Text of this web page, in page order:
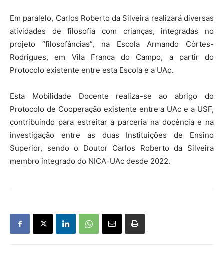
Em paralelo, Carlos Roberto da Silveira realizará diversas
atividades de filosofia com crianças, integradas no
projeto “filosofâncias”, na Escola Armando Côrtes-
Rodrigues, em Vila Franca do Campo, a partir do
Protocolo existente entre esta Escola e a UAc.
Esta Mobilidade Docente realiza-se ao abrigo do
Protocolo de Cooperação existente entre a UAc e a USF,
contribuindo para estreitar a parceria na docência e na
investigação entre as duas Instituições de Ensino
Superior, sendo o Doutor Carlos Roberto da Silveira
membro integrado do NICA-UAc desde 2022.